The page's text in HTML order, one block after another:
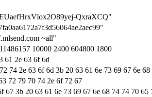
QxraXCQ"
~all"
10000 2400 604800 1800
61 2e 63 6f 6d
74 2e 63 6f 6d 3b 20 63 61 6e 73 69 67 6e
72 79 70 74 2e 6f 72 67
67 3b 20 63 61 6e 73 69 67 6e 68 74 74 70